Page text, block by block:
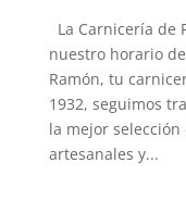
La Carnicería de
nuestro horario
Ramón, tu
1932, seguimos
la mejor
artesanales y...